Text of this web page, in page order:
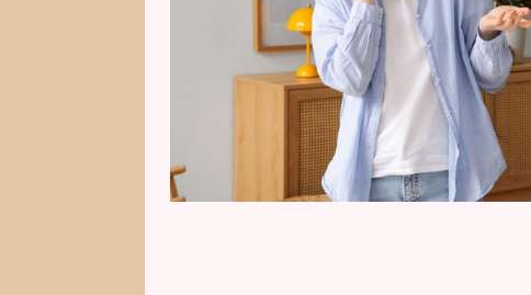
hluk nebo napětí. Existují čtyři
sousedy, které úplně nechcete mít